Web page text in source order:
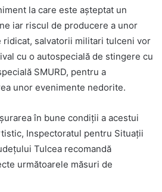
la care este așteptat un
iar riscul de producere a unor
ridicat, salvatorii militari tulceni vor
cu o autospecială de stingere cu
SMURD, pentru a
unor evenimente nedorite.
în bune condiții a acestui
Inspectoratul pentru Situații
Tulcea recomandă
următoarele măsuri de